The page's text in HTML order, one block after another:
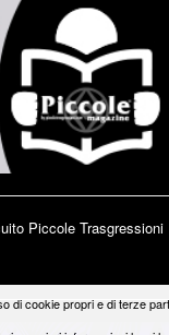
Piccole Trasgressioni
di cookie propri e di terze